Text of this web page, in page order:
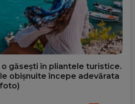
găsești în pliantele turistice.
obișnuite începe adevărata